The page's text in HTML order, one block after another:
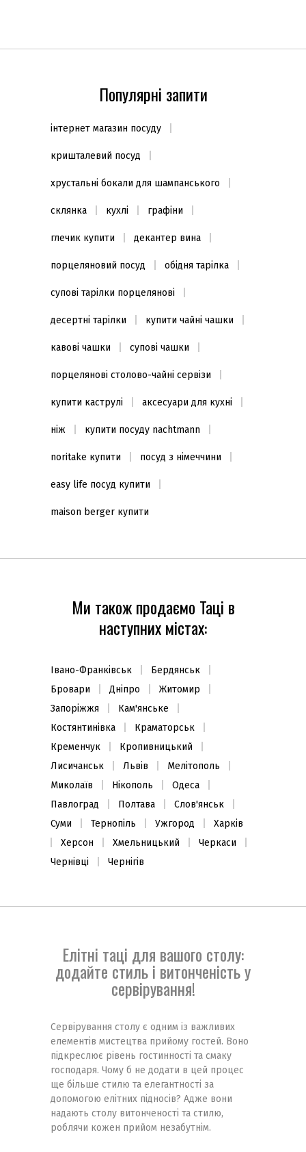
Популярні запити
інтернет магазин посуду
кришталевий посуд
хрустальні бокали для шампанського
склянка кухлі графіни
глечик купити декантер вина
порцеляновий посуд обідня тарілка
супові тарілки порцелянові
десертні тарілки купити чайні чашки
кавові чашки супові чашки
порцелянові столово-чайні сервізи
купити каструлі аксесуари для кухні
ніж купити посуду nachtmann
noritake купити посуд з німеччини
easy life посуд купити
maison berger купити
Ми також продаємо Таці в
наступних містах:
Івано-Франківськ
Бердянськ
Бровари
Дніпро
Житомир
Запоріжжя
Кам'янське
Костянтинівка
Краматорськ
Кременчук
Кропивницький
Лисичанськ
Львів
Мелітополь
Миколаїв
Нікополь
Одеса
Павлоград
Полтава
Слов'янськ
Суми
Тернопіль Ужгород
Харків
Херсон
Хмельницький
Черкаси
Чернівці
Чернігів
Елітні таці для вашого столу:
додайте стиль і витонченість у
сервірування!
Сервірування столу є одним із важливих
елементів мистецтва прийому гостей. Воно
підкреслює рівень гостинності та смаку
господаря. Чому б не додати в цей процес
ще більше стилю та елегантності за
допомогою елітних підносів? Адже вони
надають столу витонченості та стилю,
роблячи кожен прийом незабутнім.